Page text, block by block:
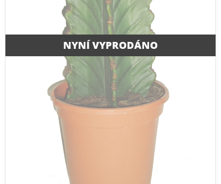
NYNÍ VYPRODÁNO